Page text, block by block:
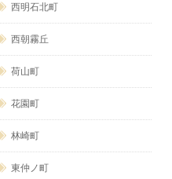
西明石北町
西朝霧丘
荷山町
花園町
林崎町
東仲ノ町